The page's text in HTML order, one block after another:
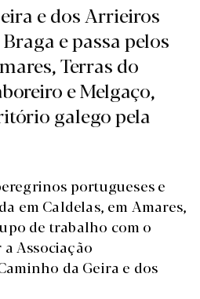
e dos Arrieiros
e passa pelos
Terras do
e Melgaço,
galego pela
portugueses e
em Caldelas, em Amares,
de trabalho com o
Associação
da Geira e dos